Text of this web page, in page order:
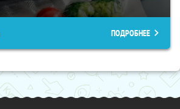
ПОДРОБНЕЕ